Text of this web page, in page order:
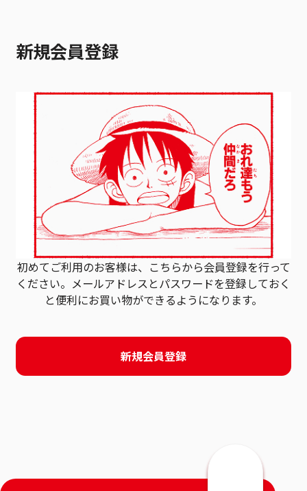
新規会員登録
初めてご利用のお客様は、こちらから会員登録を行って
ください。 メールアドレスとパスワードを登録しておく
と便利にお買い物ができるようになります。
新規会員登録